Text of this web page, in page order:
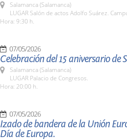
Salamanca (Salamanca)
LUGAR Salón de actos Adolfo Suárez.
Hora: 9:30 h.
07/05/2026
Celebración del 15 aniversario de
Salamanca (Salamanca)
LUGAR Palacio de Congresos.
Hora: 20:00 h.
07/05/2026
Izado de bandera de la Unión
Día de Europa.